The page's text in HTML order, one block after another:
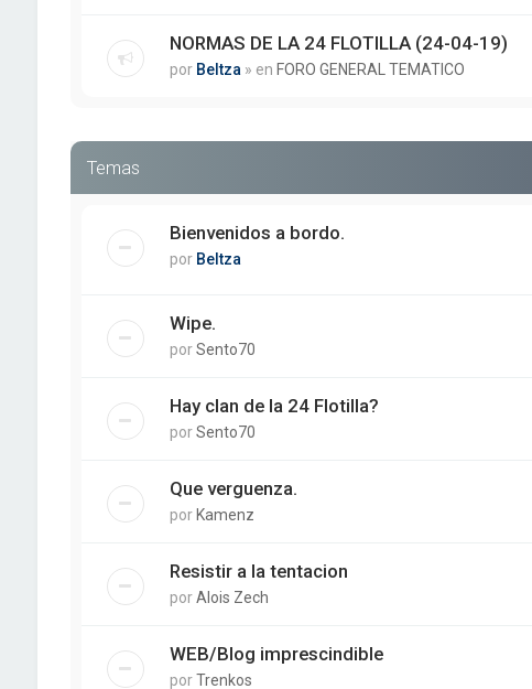
NORMAS DE LA 24 FLOTILLA (24-04-19)
por Beltza » en FORO GENERAL TEMATICO
Temas
Bienvenidos a bordo.
por Beltza
Wipe.
porSento70
Hay clan de la 24 Flotilla?
porSento70
Que verguenza.
porKamenz
Resistir a la tentacion
porAlois Zech
WEB/Blog imprescindible
porTrenkos